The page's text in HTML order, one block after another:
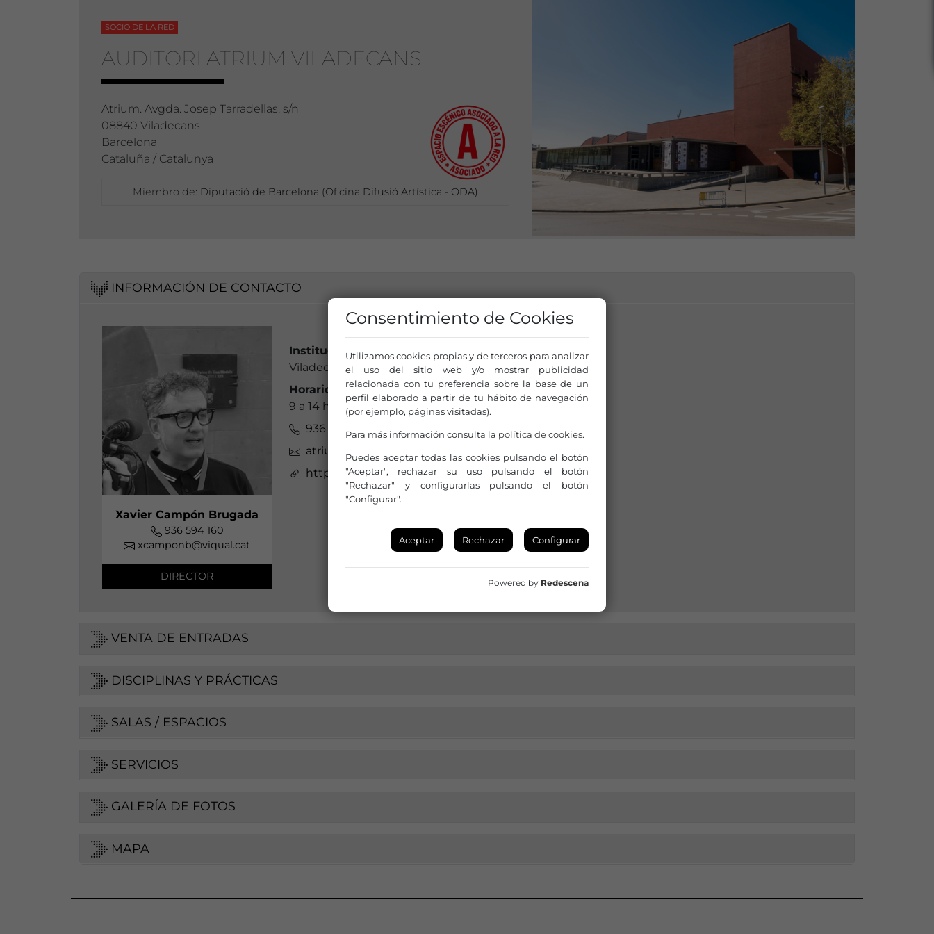
SOCIO DE LA RED
AUDITORI ATRIUM VILADECANS
Atrium. Avgda. Josep Tarradellas, s/n
08840 Viladecans
Barcelona
Cataluña / Catalunya
Miembro de: Diputació de Barcelona (Oficina Difusió Artística - ODA)
INFORMACIÓN DE CONTACTO
Xavier Campón Brugada
936 594 160
xcamponb@viqual.cat
DIRECTOR
Institución a la que pertenece:
Viladecans Qualitat, S.L.
Horario de Oficina:
9 a 14 h // 16 a 19 h
936 594 160
atriumviladecans@atriumviladecans.com
http://www.atriumviladecans.com
VENTA DE ENTRADAS
DISCIPLINAS Y PRÁCTICAS
SALAS / ESPACIOS
SERVICIOS
GALERÍA DE FOTOS
MAPA
Consentimiento de Cookies
Utilizamos cookies propias y de terceros para analizar
el uso del sitio web y/o mostrar publicidad
relacionada con tu preferencia sobre la base de un
perfil elaborado a partir de tu hábito de navegación
(por ejemplo, páginas visitadas).
Para más información consulta la política de cookies.
Puedes aceptar todas las cookies pulsando el botón
"Aceptar", rechazar su uso pulsando el botón
"Rechazar" y configurarlas pulsando el botón
"Configurar".
Aceptar Rechazar Configurar
Powered by Redescena